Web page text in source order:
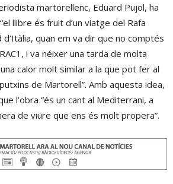
martorellenc, Eduard Pujol, ha
llibre és fruit d’un viatge del Rafa
d’Itàlia, quan em va dir que no comptés
i va néixer una tarda de molta
calor molt similar a la que pot fer al
de Martorell”. Amb aquesta idea,
l’obra “és un cant al Mediterrani, a
de viure que ens és molt propera”.